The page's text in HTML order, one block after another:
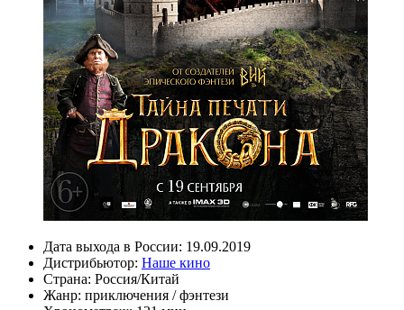
Дата выхода в России: 19.09.2019
Дистрибьютор: Наше кино
Страна: Россия/Китай
Жанр: приключения /фэнтези